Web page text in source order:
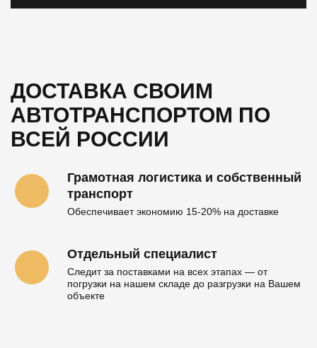
ДОСТАВКА СВОИМ
АВТОТРАНСПОРТОМ ПО
ВСЕЙ РОССИИ
Грамотная логистика и собственный
транспорт
Обеспечивает экономию 15-20% на доставке
Отдельный специалист
Следит за поставками на всех этапах — от
погрузки на нашем складе до разгрузки на Вашем
объекте